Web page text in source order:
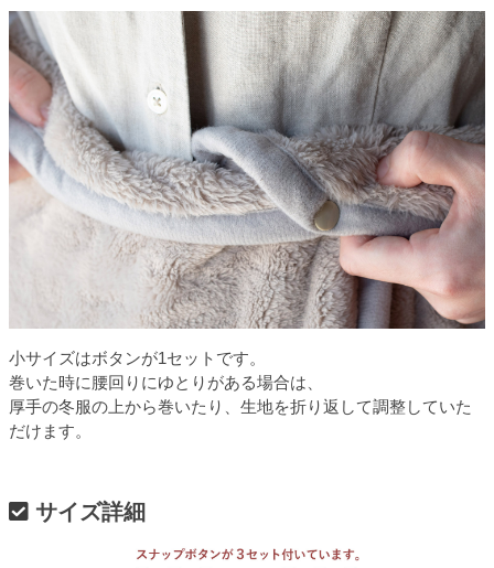
小サイズはボタンが1セットです。
巻いた時に腰回りにゆとりがある場合は、
厚手の冬服の上から巻いたり、生地を折り返して調整していた
だけます。
サイズ詳細